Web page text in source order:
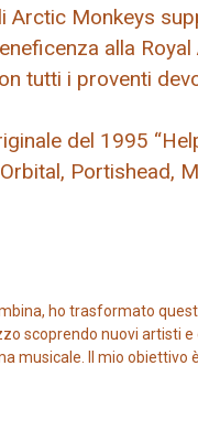
Arctic Monkeys
alla
tutti i proventi
del 1995
Portishead,
ho trasformato
scoprendo nuovi artisti
musicale. Il mio obiettivo